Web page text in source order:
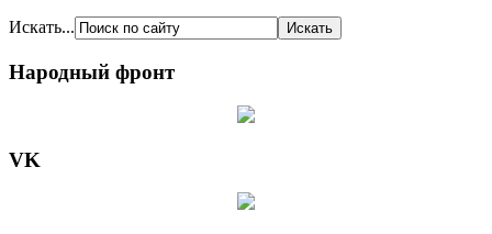
Искать...
Народный фронт
VK